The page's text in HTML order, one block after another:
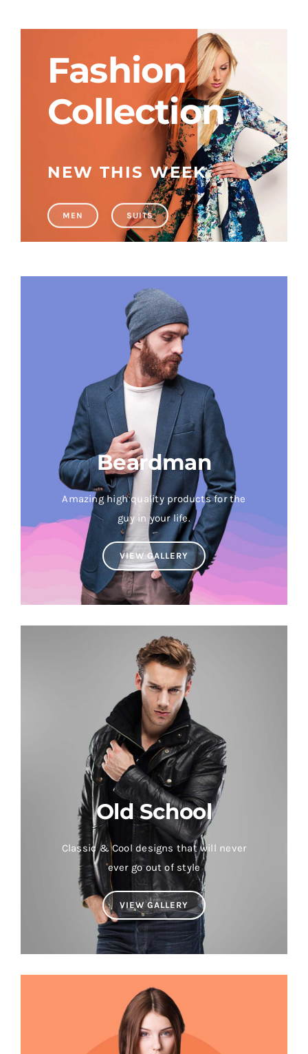
Buoni regaloFashion
Collection
NEW THIS WEEK
MEN SUITS
Beardman
Amazing high quality products for the
guy in your life.
VIEW GALLERY
Old School
Classic & Cool designs that will never
ever go out of style
VIEW GALLERY